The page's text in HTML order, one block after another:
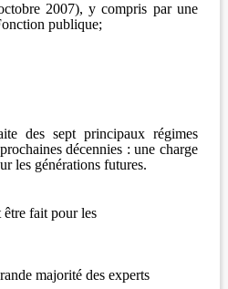
2007), y compris par une
publique;
des sept principaux régimes
décennies : une charge
les générations futures.
être fait pour les
majorité des experts